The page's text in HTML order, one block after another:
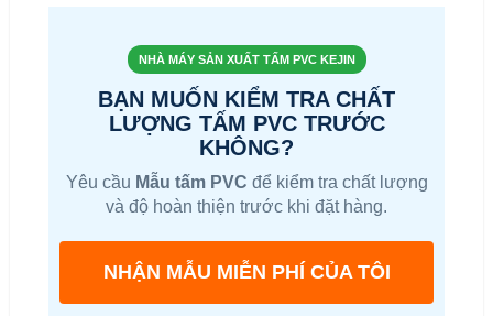
NHÀ MÁY SẢN XUẤT TẤM PVC KEJIN
BẠN MUỐN KIỂM TRA CHẤT
LƯỢNG TẤM PVC TRƯỚC
KHÔNG?
Yêu cầu Mẫu tấm PVC để kiểm tra chất lượng
và độ hoàn thiện trước khi đặt hàng.
NHẬN MẪU MIỄN PHÍ CỦA TÔI